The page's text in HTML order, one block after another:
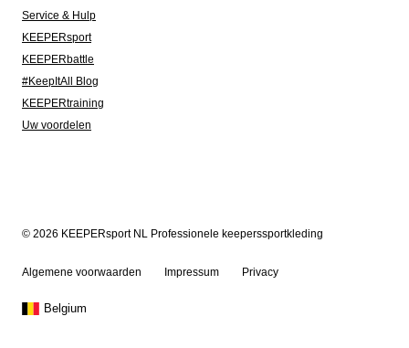
Service & Hulp
KEEPERsport
KEEPERbattle
#KeepItAll Blog
KEEPERtraining
Uw voordelen
© 2026 KEEPERsport NL Professionele keeperssportkleding
Algemene voorwaarden Impressum Privacy
Belgium